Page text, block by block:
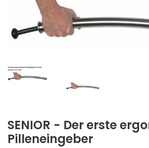
SENIOR - Der erste
Pilleneingeber